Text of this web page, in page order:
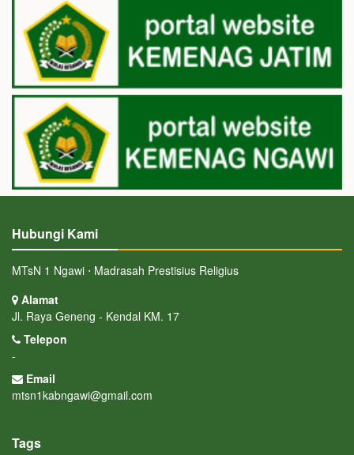
Hubungi Kami
MTsN 1 Ngawi ⋅ Madrasah Prestisius Religius
Alamat
Jl. Raya Geneng - Kendal KM. 17
Telepon
-
Email
mtsn1kabngawi@gmail.com
Tags